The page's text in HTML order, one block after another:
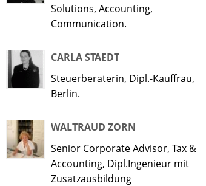
Solutions, Accounting,
Communication.
CARLA STAEDT
Steuerberaterin, Dipl.-Kauffrau,
Berlin.
WALTRAUD ZORN
Senior Corporate Advisor, Tax &
Accounting, Dipl.Ingenieur mit
Zusatzausbildung